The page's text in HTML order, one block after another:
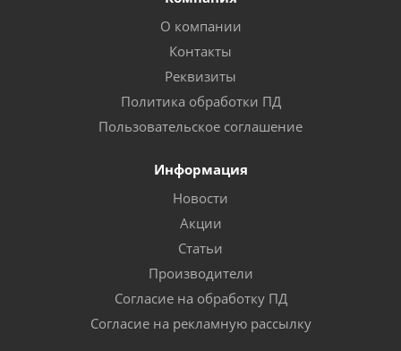
О компании
Контакты
Реквизиты
Политика обработки ПД
Пользовательское соглашение
Информация
Новости
Акции
Статьи
Производители
Согласие на обработку ПД
Согласие на рекламную рассылку